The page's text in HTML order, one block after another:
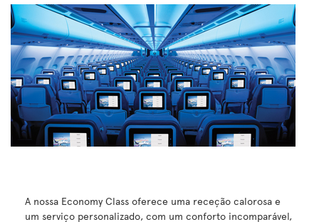
A nossa Economy Class oferece uma receção calorosa e
um serviço personalizado, com um conforto incomparável,